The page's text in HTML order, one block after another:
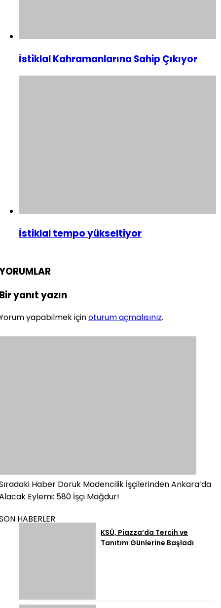
İstiklal Kahramanlarına Sahip Çıkıyor
İstiklal tempo yükseltiyor
yanıt yazın
yapabilmek içinoturum açmalısınız.
Haber Doruk Madencilik İşçilerinden Ankara’da
Eylemi: 580 İşçi Mağdur!
HABERLER
KSÜ, Piazza’da Tercih ve
Tanıtım Günlerine Başladı